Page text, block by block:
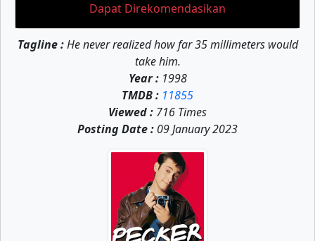
Dapat Direkomendasikan
Tagline :He never realized how far 35 millimeters would
take him.
Year :1998
TMDB : 11855
Viewed : 716 Times
Posting Date : 09 January 2023